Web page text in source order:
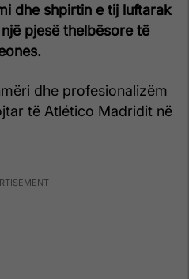
dhe shpirtin e tij luftarak
pjesë thelbësore të
dhe profesionalizëm
të Atlético Madridit në